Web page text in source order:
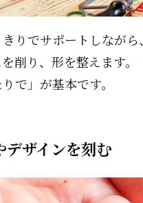
りでサポートしながら
削り、形を整えます。
で」が基本です。
デザインを刻む